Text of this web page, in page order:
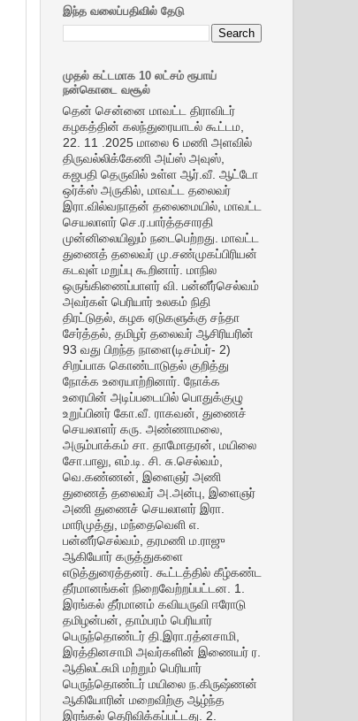
இந்த வலைப்பதிவில் தேடு
முதல் கட்டமாக 10 லட்சம் ரூபாய்
நன்கொடை வசூல்
தென் சென்னை மாவட்ட திராவிடர்
கழகத்தின் கலந்துரையாடல் கூட்டம,
22. 11 .2025 மாலை 6 மணி அளவில்
திருவல்லிக்கேணி அய்ஸ் அவுஸ்,
கஜபதி தெருவில் உள்ள ஆர்.வீ. ஆட்டோ
ஒர்க்ஸ் அருகில், மாவட்ட தலைவர்
இரா.வில்வநாதன் தலைமையில், மாவட்ட
செயலாளர் செ.ர.பார்த்தசாரதி
முன்னிலையிலும் நடைபெற்றது. மாவட்ட
துணைத் தலைவர் மு.சண்முகப்பிரியன்
கடவுள் மறுப்பு கூறினார். மாநில
ஒருங்கிணைப்பாளர் வி. பன்னீர்செல்வம்
அவர்கள் பெரியார் உலகம் நிதி
திரட்டுதல், கழக ஏடுகளுக்கு சந்தா
சேர்த்தல், தமிழர் தலைவர் ஆசிரியரின்
93 வது பிறந்த நாளை(டிசம்பர்- 2)
சிறப்பாக கொண்டாடுதல் குறித்து
நோக்க உரையாற்றினார். நோக்க
உரையின் அடிப்படையில் பொதுக்குழு
உறுப்பினர் கோ.வீ. ராகவன், துணைச்
செயலாளர் கரு. அண்ணாமலை,
அரும்பாக்கம் சா. தாமோதரன், மயிலை
சோ.பாலு, எம்.டி. சி. சு.செல்வம்,
வெ.கண்ணன், இளைஞர் அணி
துணைத் தலைவர் அ.அன்பு, இளைஞர்
அணி துணைச் செயலாளர் இரா.
மாரிமுத்து, மந்தைவெளி எ.
பன்னீர்செல்வம், தரமணி ம.ராஜு
ஆகியோர் கருத்துகளை
எடுத்துரைத்தனர். கூட்டத்தில் கீழ்கண்ட
தீர்மானங்கள் நிறைவேற்றப்பட்டன. 1.
இரங்கல் தீர்மானம் கவியருவி ஈரோடு
தமிழன்பன், தாம்பரம் பெரியார்
பெருந்தொண்டர் தி.இரா.ரத்னசாமி,
இரத்தினசாமி அவர்களின் இணையர் ர.
ஆதிலட்சுமி மற்றும் பெரியார்
பெருந்தொண்டர் மயிலை ந.கிருஷ்ணன்
ஆகியோரின் மறைவிற்கு ஆழ்ந்த
இரங்கல் தெரிவிக்கப்பட்டது. 2.